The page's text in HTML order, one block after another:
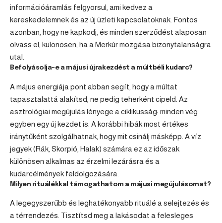
információáramlás felgyorsul, ami kedvez a
kereskedelemnek és az új üzleti kapcsolatoknak. Fontos
azonban, hogy ne kapkodj, és minden szerződést alaposan
olvass el, különösen, ha a Merkúr mozgása bizonytalanságra
utal.
Befolyásolja-e a májusi újrakezdést a múltbéli kudarc?
A május energiája pont abban segít, hogy a múltat
tapasztalattá alakítsd, ne pedig teherként cipeld. Az
asztrológiai megújulás lényege a ciklikusság: minden vég
egyben egy új kezdet is. A korábbi hibák most értékes
iránytűként szolgálhatnak, hogy mit csinálj másképp. A víz
jegyek (Rák, Skorpió, Halak) számára ez az időszak
különösen alkalmas az érzelmi lezárásra és a
kudarcélmények feldolgozására.
Milyen rituálékkal támogathatom a májusi megújulásomat?
A legegyszerűbb és leghatékonyabb rituálé a selejtezés és
a térrendezés. Tisztítsd meg a lakásodat a felesleges